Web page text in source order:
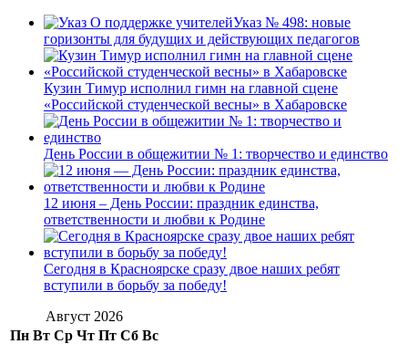
Указ № 498: новые
горизонты для будущих и действующих педагогов
Кузин Тимур исполнил гимн на главной сцене
«Российской студенческой весны» в Хабаровске
День России в общежитии № 1: творчество и единство
12 июня – День России: праздник единства,
ответственности и любви к Родине
Сегодня в Красноярске сразу двое наших ребят
вступили в борьбу за победу!
Август 2026
Пн Вт Ср Чт Пт Сб Вс